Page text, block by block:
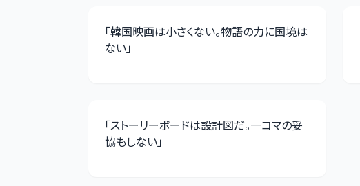
「韓国映画は小さくない。物語の力に国境は
ない」
「ストーリーボードは設計図だ。一コマの妥
協もしない」